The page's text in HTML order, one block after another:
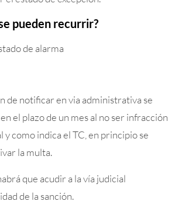
pueden recurrir?
de alarma
de notificar en via administrativa se
el plazo de un mes al no ser infracción
como indica el TC, en principio se
la multa.
que acudir a la vía judicial
de la sanción.